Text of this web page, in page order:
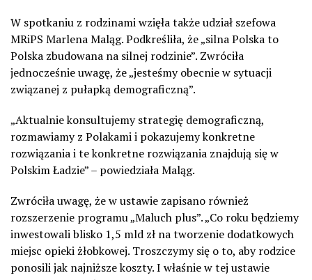
W spotkaniu z rodzinami wzięła także udział szefowa
MRiPS Marlena Maląg. Podkreśliła, że „silna Polska to
Polska zbudowana na silnej rodzinie”. Zwróciła
jednocześnie uwagę, że „jesteśmy obecnie w sytuacji
związanej z pułapką demograficzną”.
„Aktualnie konsultujemy strategię demograficzną,
rozmawiamy z Polakami i pokazujemy konkretne
rozwiązania i te konkretne rozwiązania znajdują się w
Polskim Ładzie” – powiedziała Maląg.
Zwróciła uwagę, że w ustawie zapisano również
rozszerzenie programu „Maluch plus”. „Co roku będziemy
inwestowali blisko 1,5 mld zł na tworzenie dodatkowych
miejsc opieki żłobkowej. Troszczymy się o to, aby rodzice
ponosili jak najniższe koszty. I właśnie w tej ustawie